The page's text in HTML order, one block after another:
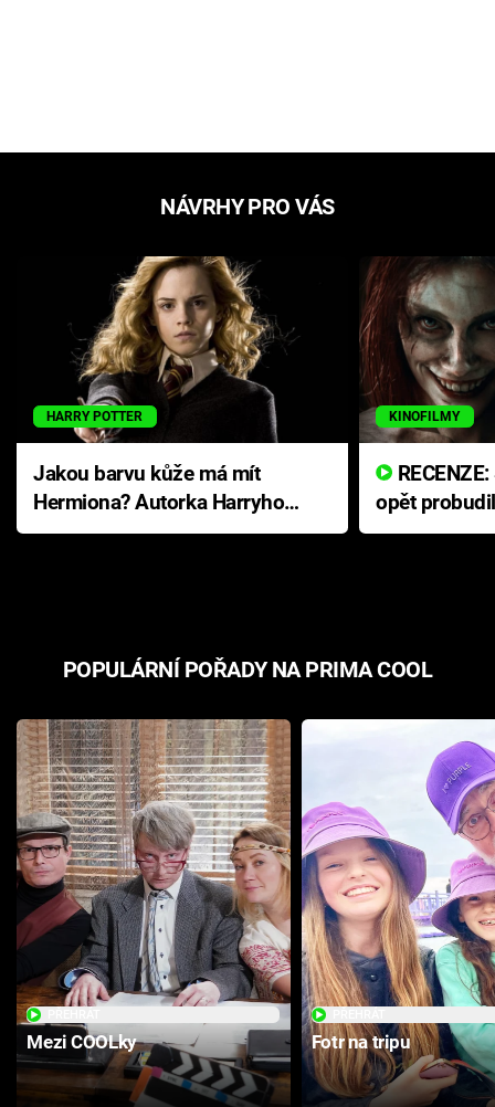
NÁVRHY PRO VÁS
HARRY POTTER
Jakou barvu kůže má mít
Hermiona? Autorka Harryho
Pottera přišla s ráznou
KINOFILMY
opět
přichází s
POPULÁRNÍ POŘADY NA PRIMA COOL
Mezi COOLky Fotr na tripu